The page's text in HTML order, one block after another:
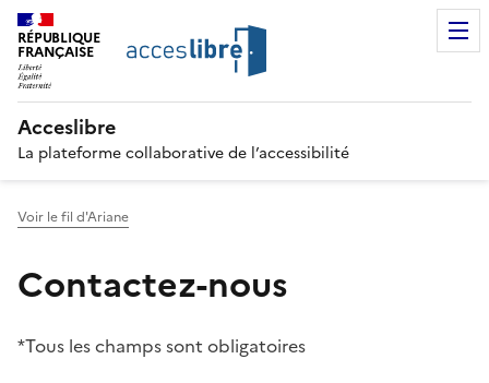
RÉPUBLIQUE
FRANÇAISE
Acceslibre
La plateforme collaborative de l’accessibilité
Voir le fil d'Ariane
Contactez-nous
*Tous les champs sont obligatoires